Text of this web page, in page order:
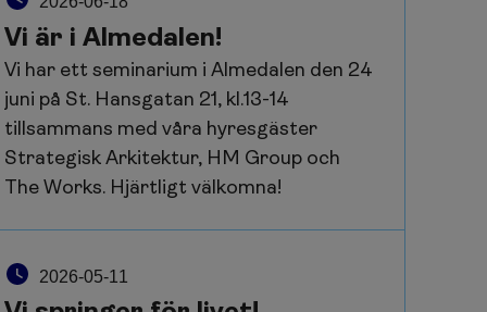
Vi är i Almedalen!
Vi har ett seminarium i Almedalen den 24
juni på St. Hansgatan 21, kl.13-14
tillsammans med våra hyresgäster
Strategisk Arkitektur, HM Group och
The Works. Hjärtligt välkomna!
2026-05-11